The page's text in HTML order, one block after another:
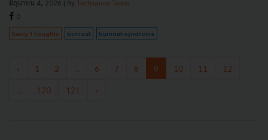
มิถุนายน 4, 2026 | By Techsauce Team
0
Saucy Thoughts burnout burnout-syndrome
‹ 1 2 6 7 8 9 10 11
12
120 121 ›